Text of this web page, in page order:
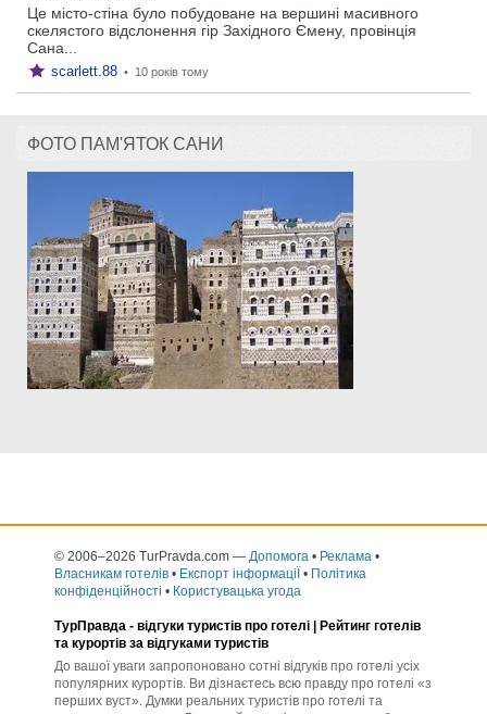
Це місто-стіна було побудоване на вершині масивного
скелястого відслонення гір Західного Ємену, провінція
Сана...
scarlett.88 • 10 років тому
ФОТО ПАМ'ЯТОК САНИ
© 2006–2026 TurPravda.com — Допомога • Реклама •
Власникам готелів • Експорт інформаціЇ • Політика
конфіденційності • Користувацька угода
ТурПравда - відгуки туристів про готелі | Рейтинг готелів
та курортів за відгуками туристів
До вашої уваги запропоновано сотні відгуків про готелі усіх
популярних курортів. Ви дізнаєтесь всю правду про готелі «з
перших вуст». Думки реальних туристів про готелі та